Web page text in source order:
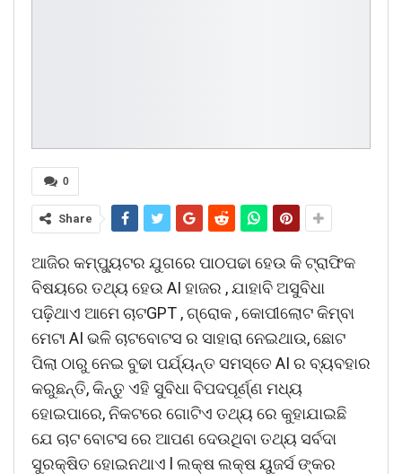
0
Share
ଆଜିର କମ୍ପ୍ୟୁଟର ଯୁଗରେ ପାଠପଢା ହେଉ କି ଟ୍ରାଫିକ
ବିଷୟରେ ତଥ୍ୟ ହେଉ AI ହାଜର , ଯାହାବି ଅସୁବିଧା
ପଢ଼ିଥାଏ ଆମେ ଚାଟGPT , ଗ୍ରୋକ , କୋପୀଲୋଟ କିମ୍ବା
ମେଟା AI ଭଳି ଚାଟବୋଟସ ର ସାହାରା ନେଇଥାଉ, ଛୋଟ
ପିଲା ଠାରୁ ନେଇ ବୁଢା ପର୍ଯ୍ୟନ୍ତ ସମସ୍ତେ AI ର ବ୍ୟବହାର
କରୁଛନ୍ତି, କିନ୍ତୁ ଏହି ସୁବିଧା ବିପଦପୂର୍ଣ୍ଣ ମଧ୍ୟ
ହୋଇପାରେ, ନିକଟରେ ଗୋଟିଏ ତଥ୍ୟ ରେ କୁହାଯାଇଛି
ଯେ ଚାଟ ବୋଟସ ରେ ଆପଣ ଦେଉଥିବା ତଥ୍ୟ ସର୍ବଦା
ସୁରକ୍ଷିତ ହୋଇନଥାଏ l ଲକ୍ଷ ଲକ୍ଷ ୟୁଜର୍ସ ଙ୍କର